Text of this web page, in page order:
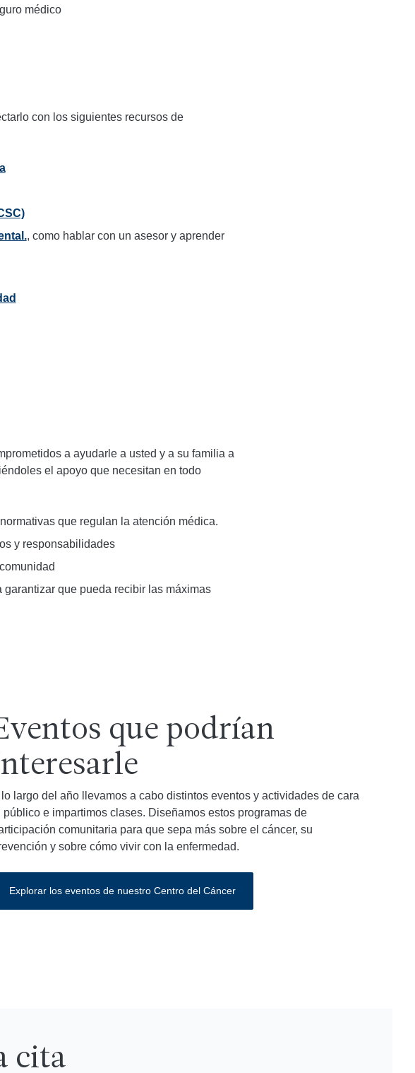
médico
con los siguientes recursos de
, como hablar con un asesor y aprender
a ayudarle a usted y a su familia a
el apoyo que necesitan en todo
que regulan la atención médica.
y responsabilidades
que pueda recibir las máximas
que podrían
lo largo del año llevamos a cabo distintos eventos y actividades de cara
público e impartimos clases. Diseñamos estos programas de
comunitaria para que sepa más sobre el cáncer, su
y sobre cómo vivir con la enfermedad.
Explorar los eventos de nuestro Centro del Cáncer
cita